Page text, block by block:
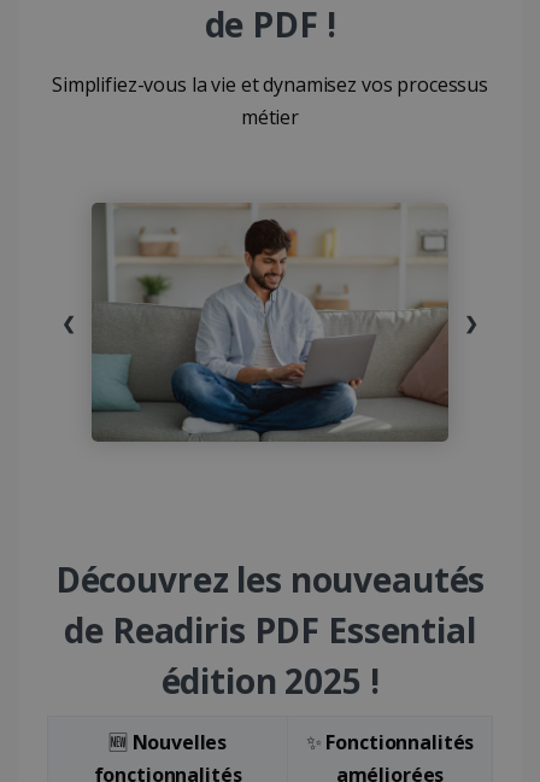
de PDF !
Simplifiez-vous la vie et dynamisez vos processus
métier
❮ ❯
Découvrez les nouveautés
de Readiris PDF Essential
édition 2025 !
🆕 Nouvelles
fonctionnalités
✨ Fonctionnalités
améliorées